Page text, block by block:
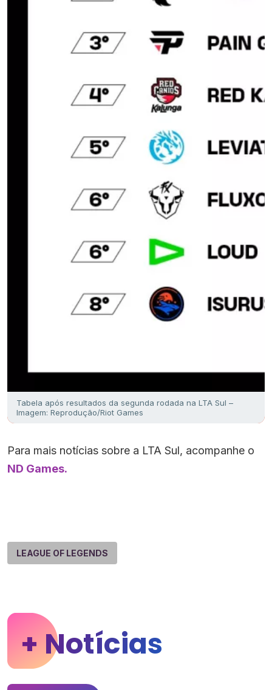
Tabela após resultados da segunda rodada na LTA Sul –
Imagem: Reprodução/Riot Games
Para mais notícias sobre a LTA Sul, acompanhe o
ND Games.
LEAGUE OF LEGENDS
+ Notícias